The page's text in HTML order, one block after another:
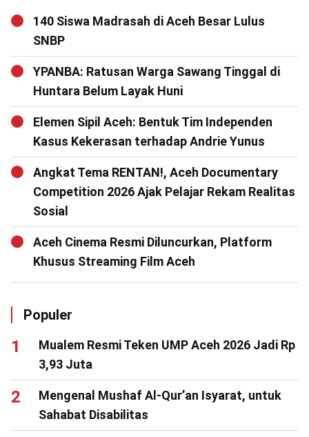
140 Siswa Madrasah di Aceh Besar Lulus
SNBP
YPANBA: Ratusan Warga Sawang Tinggal di
Huntara Belum Layak Huni
Elemen Sipil Aceh: Bentuk Tim Independen
Kasus Kekerasan terhadap Andrie Yunus
Angkat Tema RENTAN!, Aceh Documentary
Competition 2026 Ajak Pelajar Rekam Realitas
Sosial
Aceh Cinema Resmi Diluncurkan, Platform
Khusus Streaming Film Aceh
Populer
Mualem Resmi Teken UMP Aceh 2026 Jadi Rp
3,93 Juta
Mengenal Mushaf Al-Qur’an Isyarat, untuk
Sahabat Disabilitas